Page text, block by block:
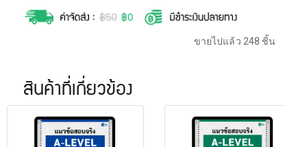
ขายไปแล้ว 248 ชิ้น
สินค้าที่เกี่ยวข้อง